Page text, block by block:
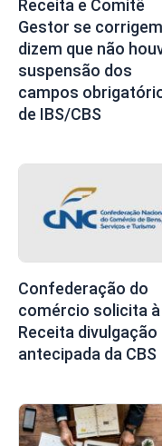
Receita e Comitê
Gestor se
dizem que não
suspensão dos
campos
de IBS/CBS
Confederação do
comércio solicita à
Receita divulgação
antecipada da CBS